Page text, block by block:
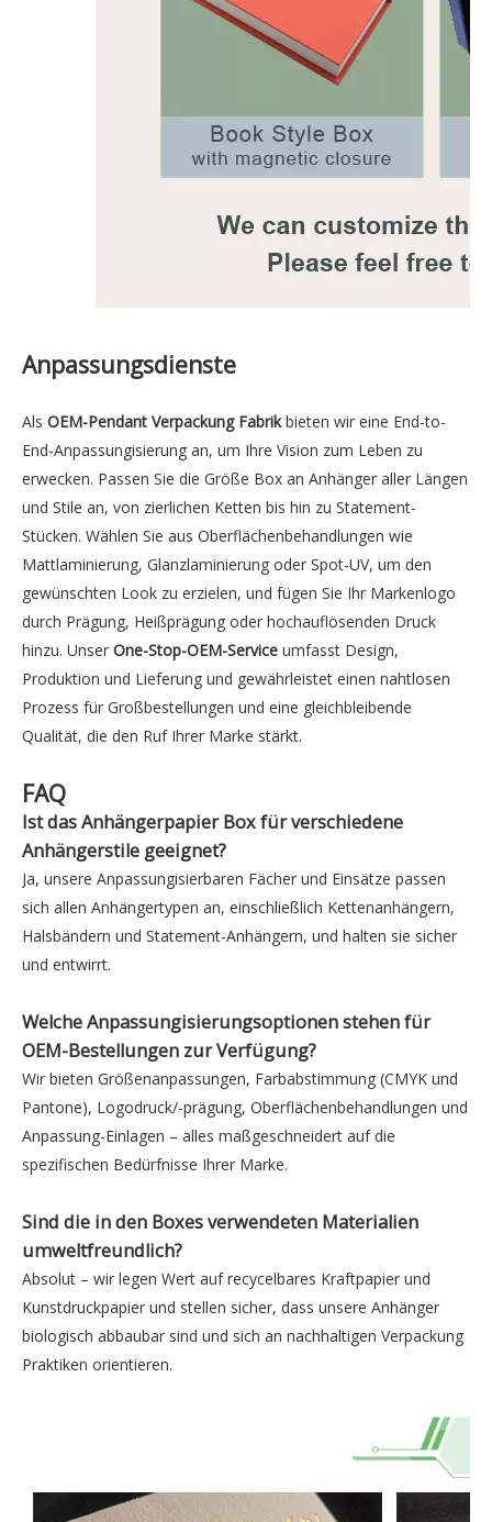
Anpassungsdienste
Als OEM-Pendant Verpackung Fabrikbieten wir eine End-to-
End-Anpassungisierung an, um Ihre Vision zum Leben zu
erwecken. Passen Sie die Größe Box an Anhänger aller Längen
und Stile an, von zierlichen Ketten bis hin zu Statement-
Stücken. Wählen Sie aus Oberflächenbehandlungen wie
Mattlaminierung, Glanzlaminierung oder Spot-UV, um den
gewünschten Look zu erzielen, und fügen Sie Ihr Markenlogo
durch Prägung, Heißprägung oder hochauflösenden Druck
hinzu. Unser One-Stop-OEM-Service umfasst Design,
Produktion und Lieferung und gewährleistet einen nahtlosen
Prozess für Großbestellungen und eine gleichbleibende
Qualität, die den Ruf Ihrer Marke stärkt.
FAQ
Ist das Anhängerpapier Box für verschiedene
Anhängerstile geeignet?
Ja, unsere Anpassungisierbaren Fächer und Einsätze passen
sich allen Anhängertypen an, einschließlich Kettenanhängern,
Halsbändern und Statement-Anhängern, und halten sie sicher
und entwirrt.
Welche Anpassungisierungsoptionen stehen für
OEM-Bestellungen zur Verfügung?
Wir bieten Größenanpassungen, Farbabstimmung (CMYK und
Pantone), Logodruck/-prägung, Oberflächenbehandlungen und
Anpassung-Einlagen – alles maßgeschneidert auf die
spezifischen Bedürfnisse Ihrer Marke.
Sind die in den Boxes verwendeten Materialien
umweltfreundlich?
Absolut – wir legen Wert auf recycelbares Kraftpapier und
Kunstdruckpapier und stellen sicher, dass unsere Anhänger
biologisch abbaubar sind und sich an nachhaltigen Verpackung
Praktiken orientieren.